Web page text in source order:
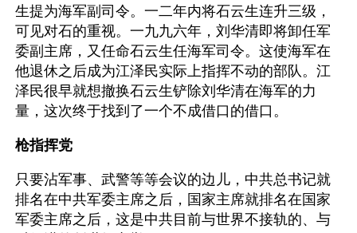
生提为海军副司令。一二年内将石云生连升三级，
可见对石的重视。一九九六年，刘华清即将卸任军
委副主席，又任命石云生任海军司令。这使海军在
他退休之后成为江泽民实际上指挥不动的部队。江
泽民很早就想撤换石云生铲除刘华清在海军的力
量，这次终于找到了一个不成借口的借口。
枪指挥党
只要沾军事、武警等等会议的边儿，中共总书记就
排名在中共军委主席之后，国家主席就排名在国家
军委主席之后，这是中共目前与世界不接轨的、与